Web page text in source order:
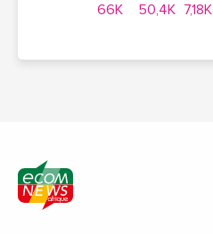
66K 50,4K 7,18K